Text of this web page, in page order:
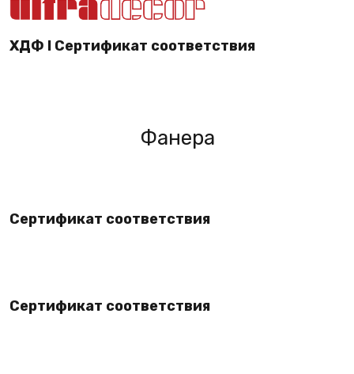
ХДФ I Сертификат соответствия
Фанера
Сертификат соответствия
Сертификат соответствия